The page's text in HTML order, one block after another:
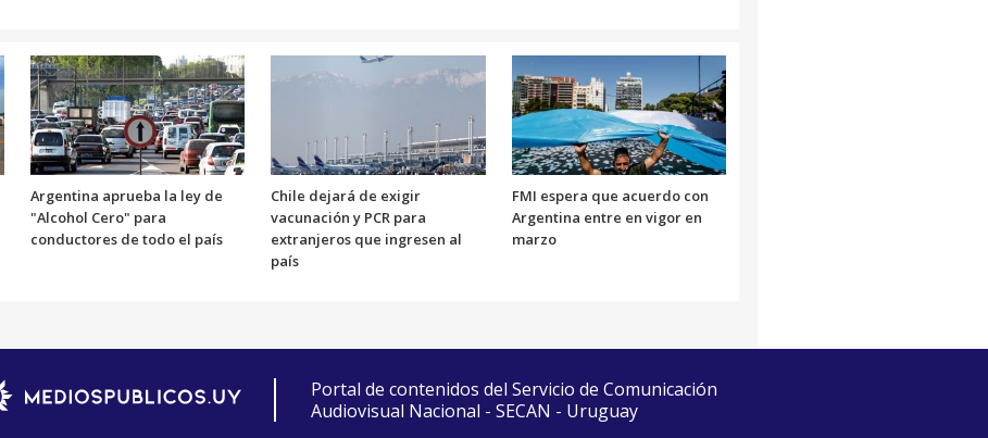
Argentina aprueba la ley de
"Alcohol Cero" para
conductores de todo el país
Chile dejará de exigir
vacunación y PCR para
extranjeros que ingresen al
país
FMI espera que acuerdo con
Argentina entre en vigor en
marzo
Portal de contenidos del Servicio de Comunicación
Audiovisual Nacional - SECAN - Uruguay